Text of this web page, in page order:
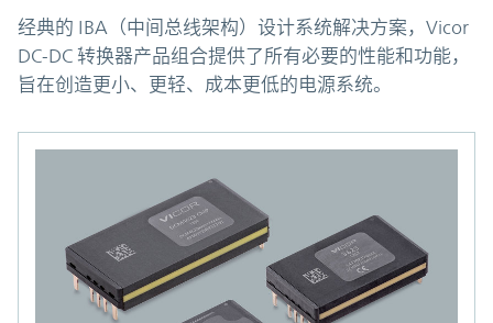
经典的 IBA（中间总线架构）设计系统解决方案，Vicor
DC-DC 转换器产品组合提供了所有必要的性能和功能，
旨在创造更小、更轻、成本更低的电源系统。